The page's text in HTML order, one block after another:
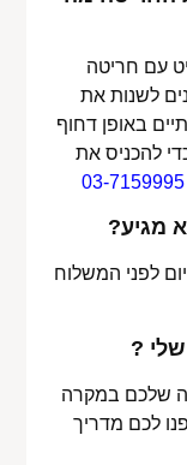
עם חריטה
לשנות את
באופן דחוף
להכניס את
03-7159995
מגיע?
לפני המשלוח
?
שלכם במקרה
לכם מדריך